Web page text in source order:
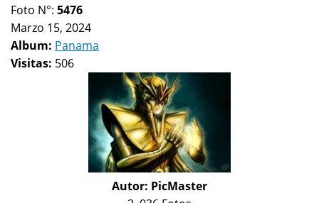
Foto N°: 5476
Marzo 15, 2024
Album: Panama
Visitas: 506
Autor: PicMaster